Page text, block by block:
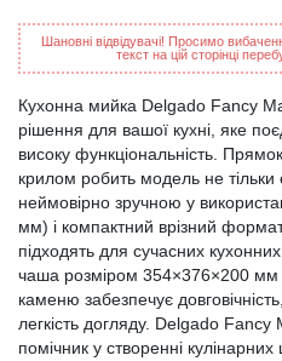
Шановні відвідувачі! Просимо
текст на цій сторінці
Кухонна мийка Delgado Fancy
рішення для вашої кухні, яке
високу функціональність.
крилом робить модель не
неймовірно зручною у
мм) і компактний врізний
підходять для сучасних
чаша розміром 354×376×200 мм
каменю забезпечує
легкість догляду. Delgado
помічник у створенні